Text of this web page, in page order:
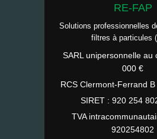
RE-FAP
Solutions professionnelles
filtres à particules
SARL unipersonnelle au
000 €
RCS Clermont-Ferrand
SIRET : 920 254
TVA
920254802